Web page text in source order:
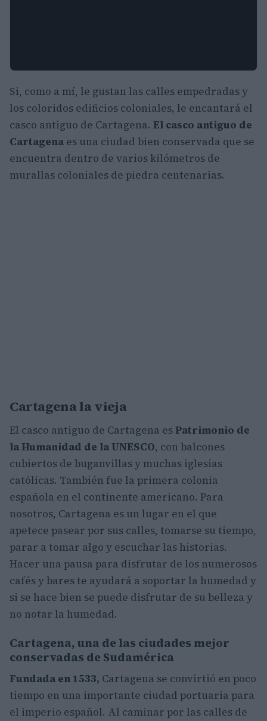
Si, como a mí, le gustan las calles empedradas y
los coloridos edificios coloniales, le encantará el
casco antiguo de Cartagena. El casco antiguo de
Cartagena es una ciudad bien conservada que se
encuentra dentro de varios kilómetros de
murallas coloniales de piedra centenarias.
Cartagena la vieja
El casco antiguo de Cartagena es Patrimonio de
la Humanidad de la UNESCO, con balcones
cubiertos de buganvillas y muchas iglesias
católicas. También fue la primera colonia
española en el continente americano. Para
nosotros, Cartagena es un lugar en el que
apetece pasear por sus calles, tomarse su tiempo,
parar a tomar algo y escuchar las historias.
Hacer una pausa para disfrutar de los numerosos
cafés y bares te ayudará a soportar la humedad y
si se hace bien se puede disfrutar de su belleza y
no notar la humedad.
Cartagena, una de las ciudades mejor
conservadas de Sudamérica
Fundada en 1533, Cartagena se convirtió en poco
tiempo en una importante ciudad portuaria para
el imperio español. Al caminar por las calles de